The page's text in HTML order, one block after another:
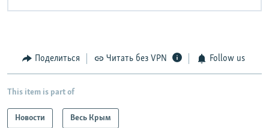
Поделиться Читать без VPN Follow us
This item is part of
Новости Весь Крым